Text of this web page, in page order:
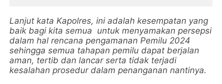
Lanjut kata Kapolres, ini adalah kesempatan yang
baik bagi kita semua untuk menyamakan persepsi
dalam hal rencana pengamanan Pemilu 2024
sehingga semua tahapan pemilu dapat berjalan
aman, tertib dan lancar serta tidak terjadi
kesalahan prosedur dalam penanganan nantinya.